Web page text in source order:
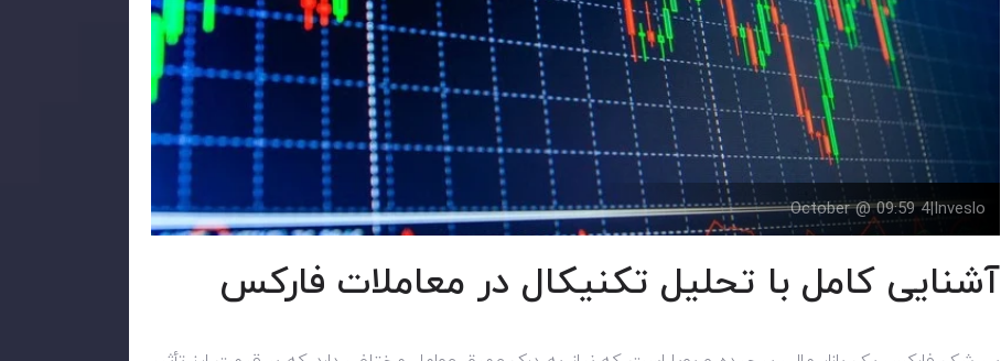
Inveslo
|
4 October @ 09:59
آشنایی کامل با تحلیل تکنیکال در معاملات فارکس